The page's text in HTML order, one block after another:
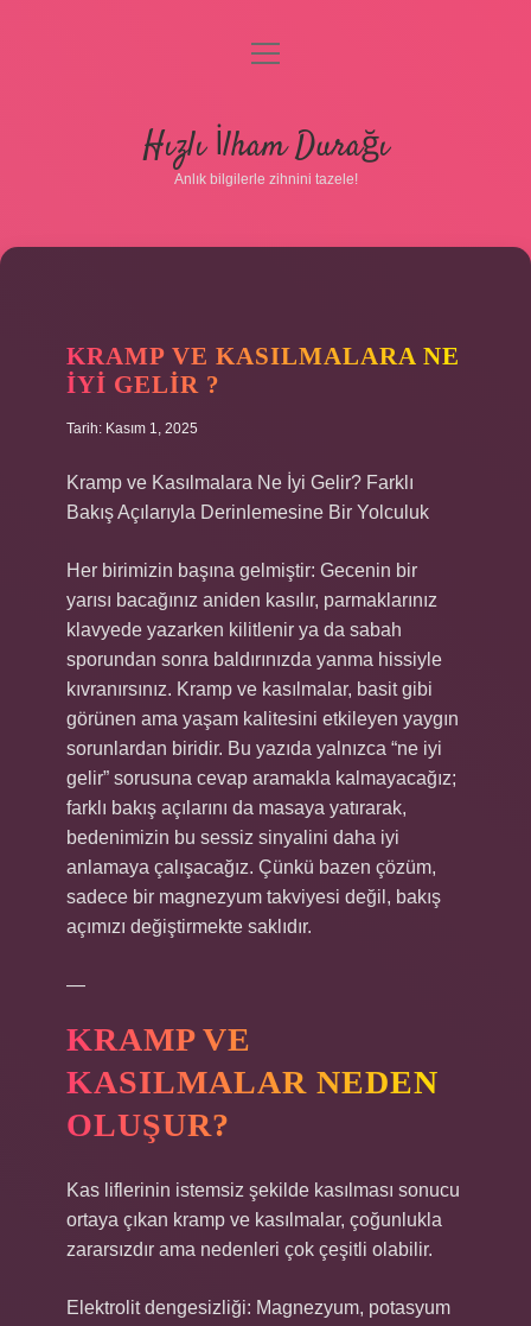
Gizlilik Politikası
Hakkımızda
menüyü
Hızlı İlham Durağı
Anlık bilgilerle zihnini tazele!
KRAMP VE KASILMALARA NE
IYI GELIR ?
Tarih: Kasım 1, 2025
Kramp ve Kasılmalara Ne İyi Gelir? Farklı
Bakış Açılarıyla Derinlemesine Bir Yolculuk
Her birimizin başına gelmiştir: Gecenin bir
yarısı bacağınız aniden kasılır, parmaklarınız
klavyede yazarken kilitlenir ya da sabah
sporundan sonra baldırınızda yanma hissiyle
kıvranırsınız. Kramp ve kasılmalar, basit gibi
görünen ama yaşam kalitesini etkileyen yaygın
sorunlardan biridir. Bu yazıda yalnızca “ne iyi
gelir” sorusuna cevap aramakla kalmayacağız;
farklı bakış açılarını da masaya yatırarak,
bedenimizin bu sessiz sinyalini daha iyi
anlamaya çalışacağız. Çünkü bazen çözüm,
sadece bir magnezyum takviyesi değil, bakış
açımızı değiştirmekte saklıdır.
—
KRAMP VE
KASILMALAR NEDEN
OLUŞUR?
Kas liflerinin istemsiz şekilde kasılması sonucu
ortaya çıkan kramp ve kasılmalar, çoğunlukla
zararsızdır ama nedenleri çok çeşitli olabilir.
Elektrolit dengesizliği: Magnezyum, potasyum